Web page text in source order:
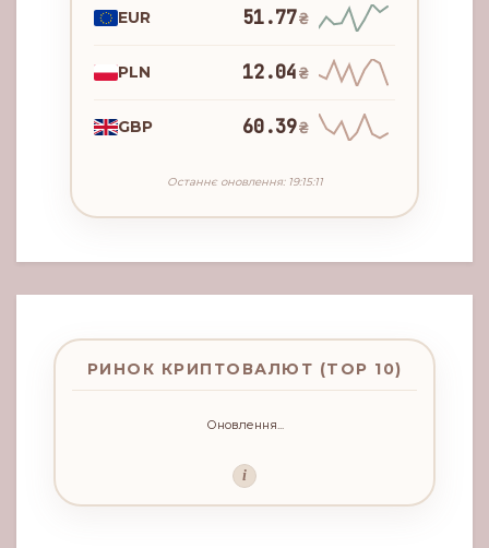
EUR 51.77₴
PLN 12.04₴
GBP 60.39₴
Останнє оновлення: 19:15:11
РИНОК КРИПТОВАЛЮТ (TOP 10)
Оновлення...
i